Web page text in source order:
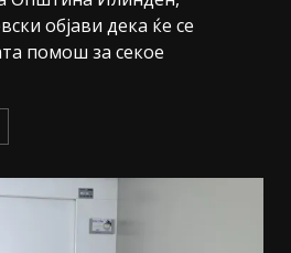
објави дека ќе се
помош за секое